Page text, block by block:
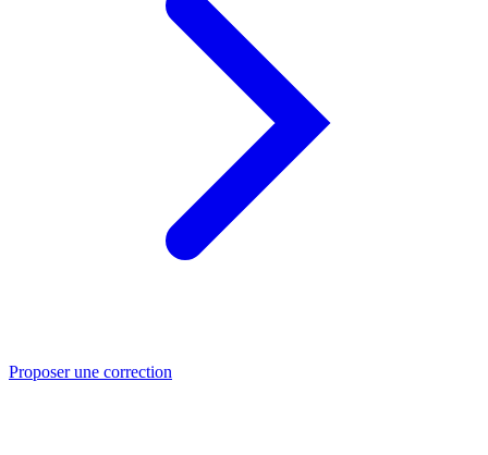
Proposer une correction